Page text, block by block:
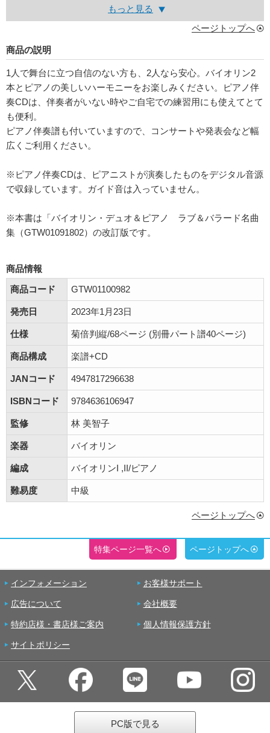
もっと見る
ページトップへ
商品の説明
1人で舞台に立つ自信のない方も、2人なら安心。バイオリン2
本とピアノの美しいハーモニーをお楽しみください。ピアノ伴
奏CDは、伴奏者がいない時やご自宅での練習用にも使えてとて
も便利。
ピアノ伴奏譜も付いていますので、コンサートや発表会など幅
広くご利用ください。
※ピアノ伴奏CDは、ピアニストが演奏したものをデジタル音源
で収録しています。ガイド音は入っていません。
※本書は「バイオリン・デュオ＆ピアノ ラブ＆バラード名曲
集（GTW01091802）の改訂版です。
商品情報
商品コード
GTW01100982
発売日 2023年1月23日
仕様 菊倍判縦/68ページ (別冊パート譜40ページ)
商品構成 楽譜+CD
JANコード 4947817296638
ISBNコード 9784636106947
監修 林 美智子
楽器 バイオリン
編成 バイオリンI ,II/ピアノ
難易度 中級
ページトップへ
特集ページ一覧へ ページトップへ
インフォメーション お客様サポート
広告について 会社概要
特約店様・書店様ご案内 個人情報保護方針
サイトポリシー
PC版で見る